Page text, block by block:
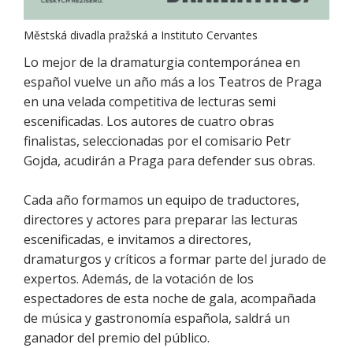
Městská divadla pražská a Instituto Cervantes
Lo mejor de la dramaturgia contemporánea en
español vuelve un año más a los Teatros de Praga
en una velada competitiva de lecturas semi
escenificadas. Los autores de cuatro obras
finalistas, seleccionadas por el comisario Petr
Gojda, acudirán a Praga para defender sus obras.
Cada año formamos un equipo de traductores,
directores y actores para preparar las lecturas
escenificadas, e invitamos a directores,
dramaturgos y críticos a formar parte del jurado de
expertos. Además, de la votación de los
espectadores de esta noche de gala, acompañada
de música y gastronomía española, saldrá un
ganador del premio del público.